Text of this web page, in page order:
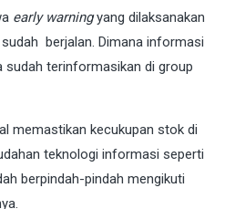
early warningyang dilaksanakan
berjalan. Dimana informasi
sudah terinformasikan di group
memastikan kecukupan stok di
teknologi informasi seperti
berpindah-pindah mengikuti